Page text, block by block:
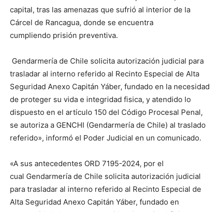
capital, tras las amenazas que sufrió al interior de la
Cárcel de Rancagua, donde se encuentra
cumpliendo prisión preventiva.
Gendarmería de Chile solicita autorización judicial para
trasladar al interno referido al Recinto Especial de Alta
Seguridad Anexo Capitán Yáber, fundado en la necesidad
de proteger su vida e integridad fisica, y atendido lo
dispuesto en el artículo 150 del Código Procesal Penal,
se autoriza a GENCHI (Gendarmería de Chile) al traslado
referido», informó el Poder Judicial en un comunicado.
«A sus antecedentes ORD 7195-2024, por el
cual Gendarmería de Chile solicita autorización judicial
para trasladar al interno referido al Recinto Especial de
Alta Seguridad Anexo Capitán Yáber, fundado en